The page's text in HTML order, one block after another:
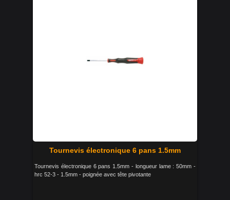
Tournevis électronique 6 pans 1.5mm
Tournevis électronique 6 pans 1.5mm - longueur lame : 50mm -
hrc 52-3 - 1.5mm - poignée avec tête pivotante